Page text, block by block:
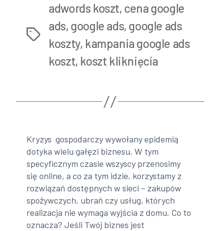
kampanii
Google
Ads?”
Tags
adwords koszt, cena google
ads, google ads, google ads
koszty, kampania google ads
koszt, koszt kliknięcia
Kryzys gospodarczy wywołany epidemią
dotyka wielu gałęzi biznesu. W tym
specyficznym czasie wszyscy przenosimy
się online, a co za tym idzie, korzystamy z
rozwiązań dostępnych w sieci – zakupów
spożywczych, ubrań czy usług, których
realizacja nie wymaga wyjścia z domu. Co to
oznacza? Jeśli Twój biznes jest